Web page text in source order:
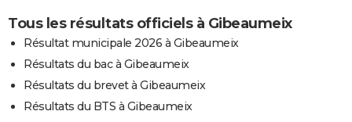
Tous les résultats officiels à Gibeaumeix
Résultat municipale 2026 à Gibeaumeix
Résultats du bac à Gibeaumeix
Résultats du brevet à Gibeaumeix
Résultats du BTS à Gibeaumeix